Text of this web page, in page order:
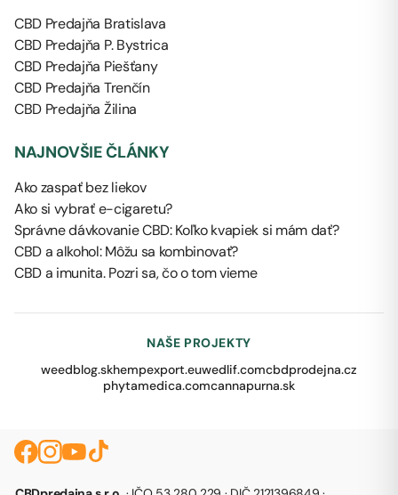
CBD Predajňa Bratislava
CBD Predajňa P. Bystrica
CBD Predajňa Piešťany
CBD Predajňa Trenčín
CBD Predajňa Žilina
NAJNOVŠIE ČLÁNKY
Ako zaspať bez liekov
Ako si vybrať e-cigaretu?
Správne dávkovanie CBD: Koľko kvapiek si mám dať?
CBD a alkohol: Môžu sa kombinovať?
CBD a imunita. Pozri sa, čo o tom vieme
NAŠE PROJEKTY
weedblog.skhempexport.euwedlif.comcbdprodejna.cz
phytamedica.comcannapurna.sk